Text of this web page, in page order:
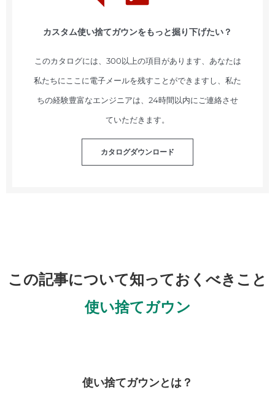
カスタム使い捨てガウンをもっと掘り下げたい？
このカタログには、300以上の項目があります、あなたは
私たちにここに電子メールを残すことができますし、私た
ちの経験豊富なエンジニアは、24時間以内にご連絡させ
ていただきます。
カタログダウンロード
この記事について知っておくべきこと
使い捨てガウン
使い捨てガウンとは？